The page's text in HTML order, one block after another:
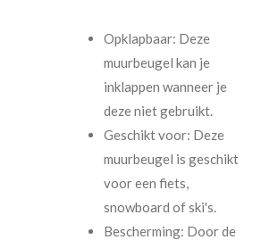
Opklapbaar: Deze
muurbeugel kan je
inklappen wanneer je
deze niet gebruikt.
Geschikt voor: Deze
muurbeugel is geschikt
voor een fiets,
snowboard of ski's.
Bescherming: Door de